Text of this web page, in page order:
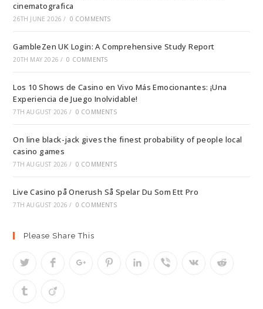
cinematografica
26TH JUNE 2026 / 0 COMMENTS
GambleZen UK Login: A Comprehensive Study Report
20TH MAY 2026 / 0 COMMENTS
Los 10 Shows de Casino en Vivo Más Emocionantes: ¡Una
Experiencia de Juego Inolvidable!
7TH AUGUST 2026 / 0 COMMENTS
On line black-jack gives the finest probability of people local
casino games
7TH AUGUST 2026 / 0 COMMENTS
Live Casino på Onerush Så Spelar Du Som Ett Pro
7TH AUGUST 2026 / 0 COMMENTS
Please Share This